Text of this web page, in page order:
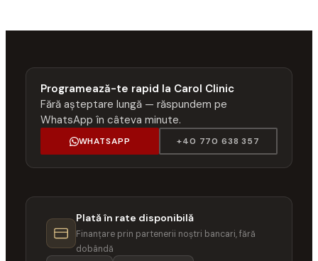
Programează-te rapid la Carol Clinic
Fără așteptare lungă — răspundem pe
WhatsApp în câteva minute.
WHATSAPP +40 770 638 357
Plată în rate disponibilă
Finanțare prin partenerii noștri bancari, fără
dobândă